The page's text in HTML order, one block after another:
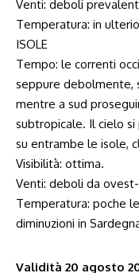
Venti: deboli
Temperatura: in
ISOLE
Tempo: le correnti
seppure debolmente,
mentre a sud
subtropicale. Il cielo
su entrambe le isole,
Visibilità: ottima.
Venti: deboli da
Temperatura: poche
diminuzioni in
Validità 20 agosto